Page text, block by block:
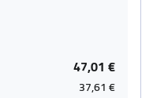
47,01 €
37,61 €